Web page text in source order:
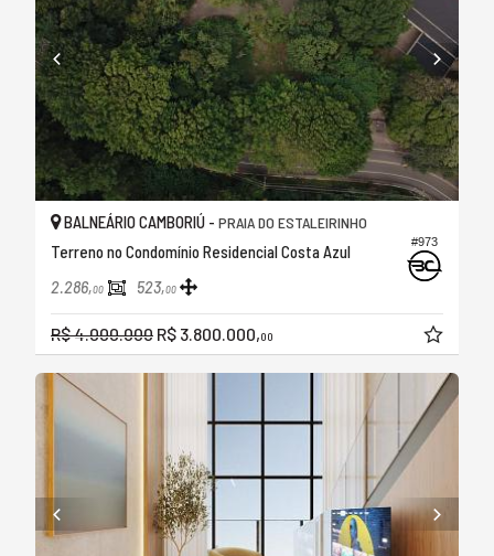
#973
BALNEÁRIO CAMBORIÚ - PRAIA DO ESTALEIRINHO
Terreno no Condomínio Residencial Costa Azul
2.286,00 523,00
R$ 4.000.000 R$ 3.800.000,00